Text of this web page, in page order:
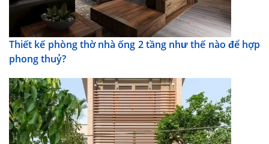
Thiết kế phòng thờ nhà ống 2 tầng như thế nào để hợp
phong thuỷ?